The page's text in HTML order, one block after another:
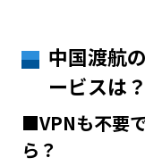
中国渡航
ービスは？
■VPNも不要
ら？